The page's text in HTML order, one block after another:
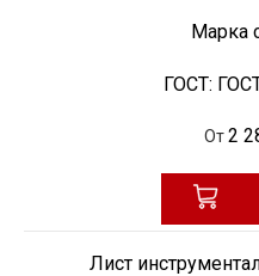
Марка
ГОСТ:
От2
Лист